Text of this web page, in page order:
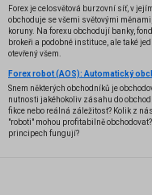
Forex je celosvětová burzovní síť, v
obchoduje se všemi světovými
koruny. Na forexu obchodují banky,
brokeři a podobné instituce, ale také
otevřený všem.
Snem některých obchodníků je
nutnosti jakéhokoliv zásahu do
fikce nebo reálná záležitost? Kolik z
"roboti" mohou profitabilně
principech fungují?